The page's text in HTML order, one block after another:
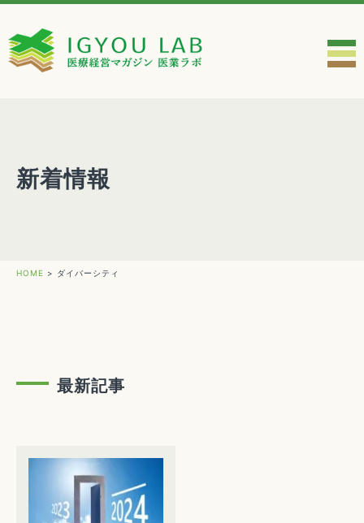
新着情報
HOME > ダイバーシティ
最新記事